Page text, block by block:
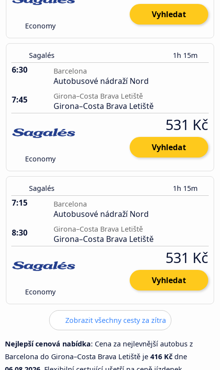
Economy
Vyhledat
Sagalés 1h 15m
6:30 Barcelona
Autobusové nádraží Nord
7:45
Girona–Costa Brava Letiště
Girona–Costa Brava Letiště
Economy
531 Kč
Vyhledat
Sagalés 1h 15m
7:15 Barcelona
Autobusové nádraží Nord
8:30
Girona–Costa Brava Letiště
Girona–Costa Brava Letiště
Economy
531 Kč
Vyhledat
Zobrazit všechny cesty za zítra
Nejlepší cenová nabídka: Cena za nejlevnější autobus z
Barcelona do Girona–Costa Brava Letiště je 416 Kč dne